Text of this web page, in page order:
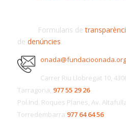
Formularis de
de denúncies.
onada@fundacioonada.org
Carrer Riu Llobregat 10,
Tarragona, 977 55 29 26
Pol.Ind. Roques Planes, Av.
Torredembarra 977 64 64 56